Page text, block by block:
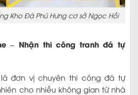
Kho Đá Phú Hưng cơ sở Ngọc Hồi
– Nhận thi công tranh đá tự
là đơn vị chuyên thi công đá tự
cho nhiều không gian từ nhà